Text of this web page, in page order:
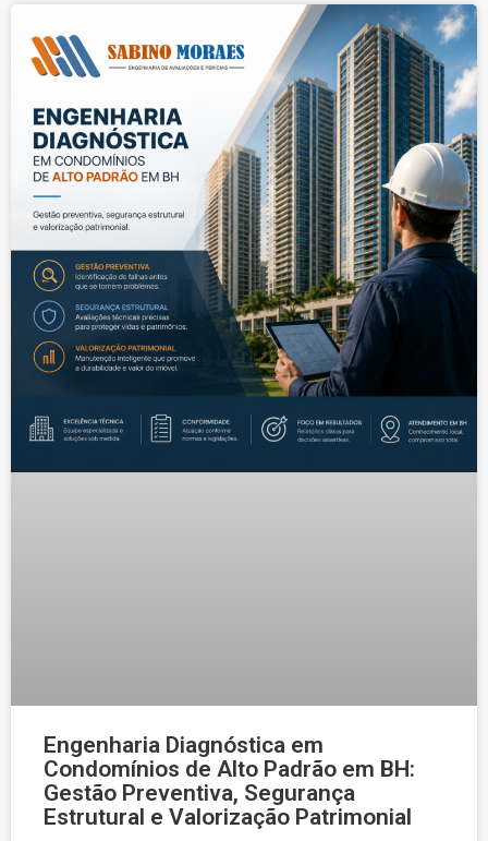
Engenharia Diagnóstica em
Condomínios de Alto Padrão em BH:
Gestão Preventiva, Segurança
Estrutural e Valorização Patrimonial